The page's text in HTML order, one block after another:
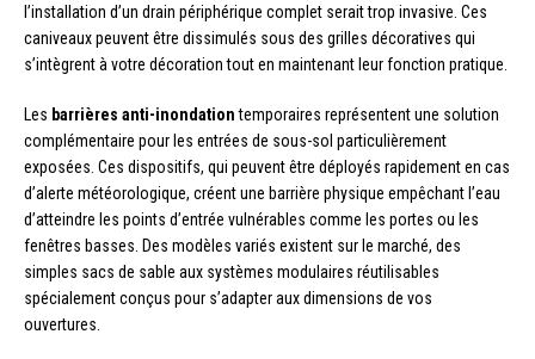
l’installation d’un drain périphérique complet serait trop invasive. Ces
caniveaux peuvent être dissimulés sous des grilles décoratives qui
s’intègrent à votre décoration tout en maintenant leur fonction pratique.
Les barrières anti-inondationtemporaires représentent une solution
complémentaire pour les entrées de sous-sol particulièrement
exposées. Ces dispositifs, qui peuvent être déployés rapidement en cas
d’alerte météorologique, créent une barrière physique empêchant l’eau
d’atteindre les points d’entrée vulnérables comme les portes ou les
fenêtres basses. Des modèles variés existent sur le marché, des
simples sacs de sable aux systèmes modulaires réutilisables
spécialement conçus pour s’adapter aux dimensions de vos
ouvertures.